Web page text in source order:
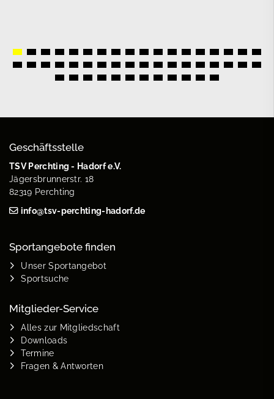
Geschäftsstelle
TSV Perchting - Hadorf e.V.
Jägersbrunnerstr. 18
82319 Perchting
info@tsv-perchting-hadorf.de
Sportangebote finden
Unser Sportangebot
Sportsuche
Mitglieder-Service
Alles zur Mitgliedschaft
Downloads
Termine
Fragen & Antworten